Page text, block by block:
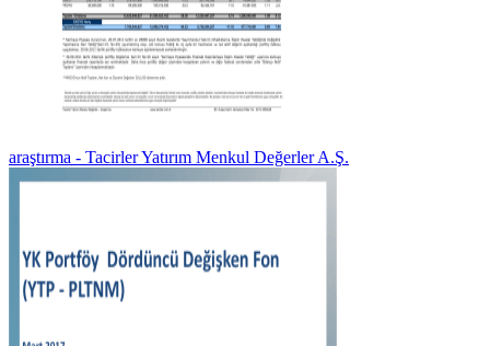
araştırma - Tacirler Yatırım Menkul Değerler A.Ş.